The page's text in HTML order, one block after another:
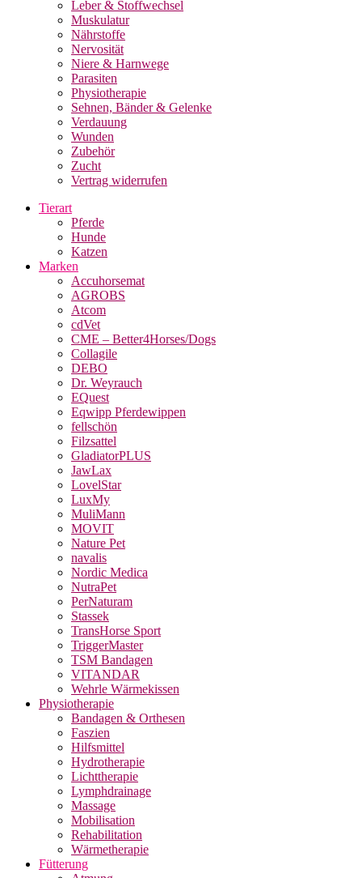
Leber & Stoffwechsel
Muskulatur
Nährstoffe
Nervosität
Niere & Harnwege
Parasiten
Physiotherapie
Sehnen, Bänder & Gelenke
Verdauung
Wunden
Zubehör
Zucht
Vertrag widerrufen
Tierart
Pferde
Hunde
Katzen
Marken
Accuhorsemat
AGROBS
Atcom
cdVet
CME – Better4Horses/Dogs
Collagile
DEBO
Dr. Weyrauch
EQuest
Eqwipp Pferdewippen
fellschön
Filzsattel
GladiatorPLUS
JawLax
LovelStar
LuxMy
MuliMann
MOVIT
Nature Pet
navalis
Nordic Medica
NutraPet
PerNaturam
Stassek
TransHorse Sport
TriggerMaster
TSM Bandagen
VITANDAR
Wehrle Wärmekissen
Physiotherapie
Bandagen & Orthesen
Faszien
Hilfsmittel
Hydrotherapie
Lichttherapie
Lymphdrainage
Massage
Mobilisation
Rehabilitation
Wärmetherapie
Fütterung